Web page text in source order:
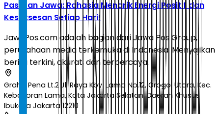
Pasaran Jawa: Rahasia Menarik Energi Positif dan
Kesuksesan Setiap Hari!
JawaPos.com adalah bagian dari Jawa Pos Group,
perusahaan media terkemuka di Indonesia. Menyajikan
berita terkini, akurat, dan terpercaya.
Graha Pena Lt.2 Jl. Raya Kby. Lama No.12, Grogol Utara, Kec.
Kebayoran Lama, Kota Jakarta Selatan, Daerah Khusus
Ibukota Jakarta 12210